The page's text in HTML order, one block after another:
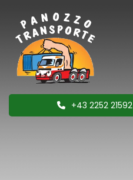
+43 2252 21592